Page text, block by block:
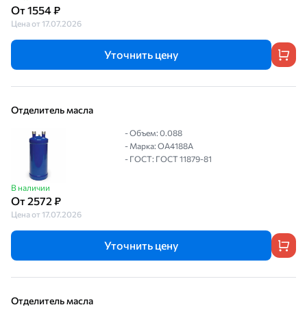
От 1554 ₽
Цена от 17.07.2026
Уточнить цену
Отделитель масла
В наличии
От 2572 ₽
Цена от 17.07.2026
- Объем: 0.088
- Марка: OA4188A
- ГОСТ: ГОСТ 11879-81
Уточнить цену
Отделитель масла